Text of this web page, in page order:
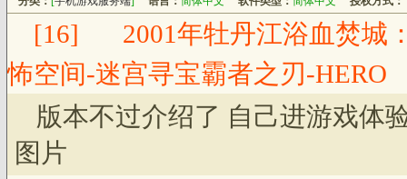
[16]
2001年牡丹江浴血焚城
怖空间-迷宫寻宝霸者之刃-HERO
版本不过介绍了 自己进游戏体
图片